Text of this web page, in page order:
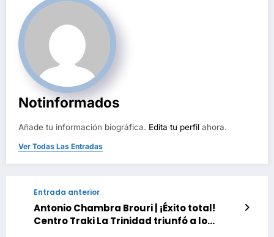
Notinformados
Añade tu información biográfica. Edita tu perfil ahora.
Ver Todas Las Entradas
Entrada anterior
Antonio Chambra Brouri | ¡Éxito total!
Centro Traki La Trinidad triunfó a lo